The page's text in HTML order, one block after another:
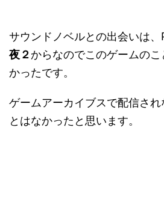
サウンドノベルとの出会いは、
夜２からなのでこのゲームの
かったです。
ゲームアーカイブスで配信され
とはなかったと思います。